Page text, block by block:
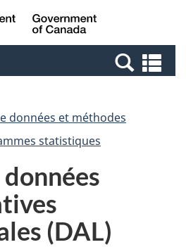
Passer
au
Passer
à
Canada
et
données et méthodes
statistiques
(DAL)